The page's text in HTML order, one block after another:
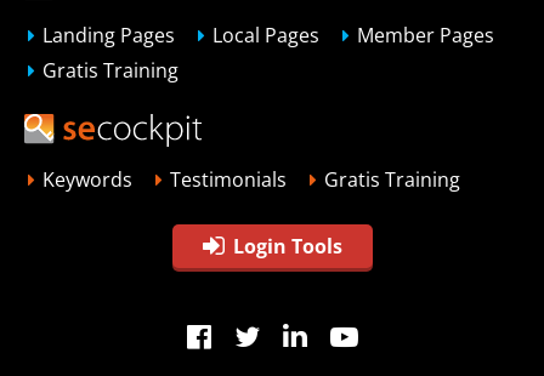
Landing Pages Local Pages
Member Pages
Gratis Training
Keywords Testimonials Gratis Training
Login Tools